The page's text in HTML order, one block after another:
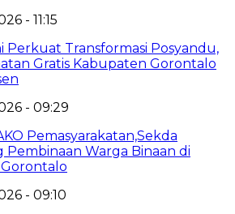
- 11:15
Perkuat Transformasi Posyandu,
Gratis Kabupaten Gorontalo
- 09:29
Pemasyarakatan,Sekda
Warga Binaan di
- 09:10